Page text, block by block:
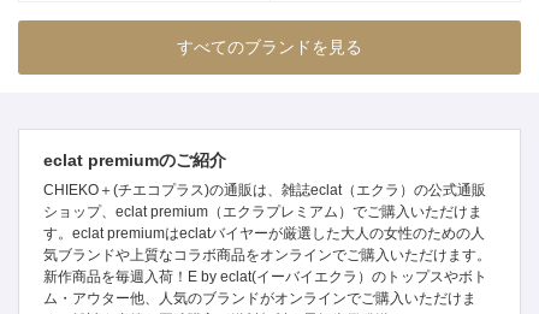
すべてのブランドを見る
eclat premiumのご紹介
CHIEKO＋(チエコプラス)の通販は、雑誌eclat（エクラ）の公式通販
ショップ、eclat premium（エクラプレミアム）でご購入いただけま
す。eclat premiumはeclatバイヤーが厳選した大人の女性のための人
気ブランドや上質なコラボ商品をオンラインでご購入いただけます。
新作商品を毎週入荷！E by eclat(イーバイエクラ）のトップスやボト
ム・アウター他、人気のブランドがオンラインでご購入いただけま